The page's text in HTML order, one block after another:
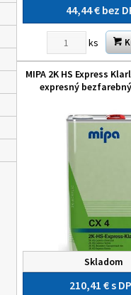
44,44 € bez
ks
MIPA 2K HS Express
expresný
Skladom
210,41 €s